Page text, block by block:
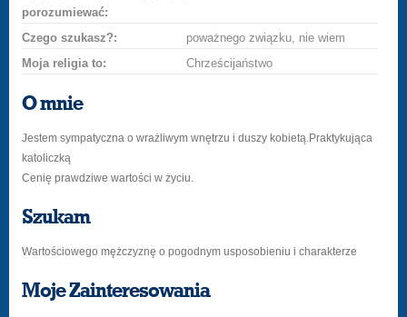
porozumiewać:
Czego szukasz?:
poważnego związku, nie wiem
Moja religia to:
Chrześcijaństwo
O mnie
Jestem sympatyczna o wrażliwym wnętrzu i duszy kobietą.Praktykująca
katoliczką
Cenię prawdziwe wartości w życiu.
Szukam
Wartościowego mężczyznę o pogodnym usposobieniu i charakterze
Moje Zainteresowania